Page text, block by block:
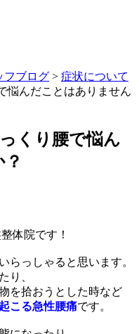
フブログ > 症状について
悩んだことはありません
くり腰で悩ん
体院です！
らっしゃると思います。
り、
こる急性腰痛です。